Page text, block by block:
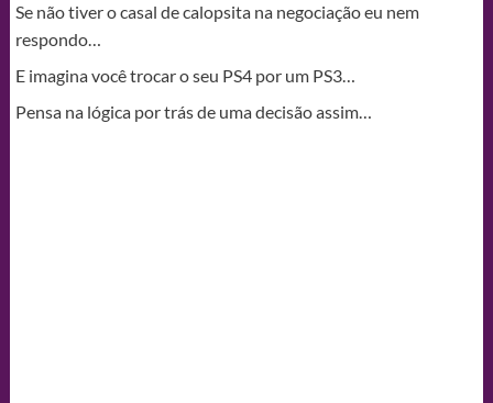
Se não tiver o casal de calopsita na negociação eu nem
respondo…
E imagina você trocar o seu PS4 por um PS3…
Pensa na lógica por trás de uma decisão assim…